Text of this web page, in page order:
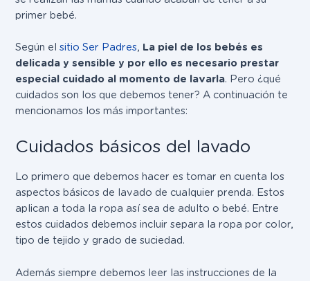
primer bebé.
Según elsitio Ser Padres, La piel de los bebés es
delicada y sensible y por ello es necesario prestar
especial cuidado al momento de lavarla. Pero ¿qué
cuidados son los que debemos tener? A continuación te
mencionamos los más importantes:
Cuidados básicos del lavado
Lo primero que debemos hacer estomar en cuenta los
aspectos básicos de lavado de cualquier prenda. Estos
aplican a toda la ropa así sea de adulto o bebé. Entre
estos cuidados debemos incluir separa la ropa por color,
tipo de tejido y grado de suciedad.
Ademássiempre debemos leer las instrucciones de la